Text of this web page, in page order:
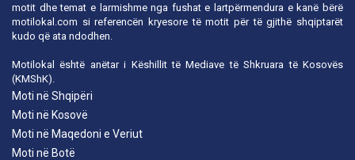
motit dhe temat e larmishme nga fushat e lartpërmendura e kanë bërë
motilokal.com si referencën kryesore të motit për të gjithë shqiptarët
kudo që ata ndodhen.
Motilokal është anëtar i Këshillit të Mediave të Shkruara të Kosovës
(KMShK).
Moti në Shqipëri
Moti në Kosovë
Moti në Maqedoni e Veriut
Moti në Botë